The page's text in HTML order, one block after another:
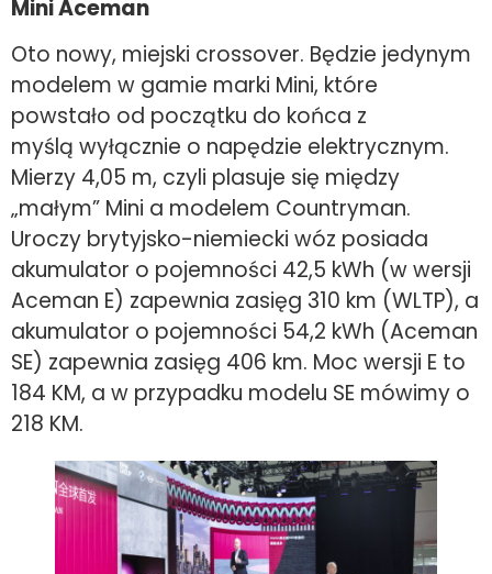
Mini Aceman
Oto nowy, miejski crossover. Będzie jedynym
modelem w gamie marki Mini, które
powstało od początku do końca z
myślą wyłącznie o napędzie elektrycznym.
Mierzy 4,05 m, czyli plasuje się między
„małym” Mini a modelem Countryman.
Uroczy brytyjsko-niemiecki wóz posiada
akumulator o pojemności 42,5 kWh (w wersji
Aceman E) zapewnia zasięg 310 km (WLTP), a
akumulator o pojemności 54,2 kWh (Aceman
SE) zapewnia zasięg 406 km. Moc wersji E to
184 KM, a w przypadku modelu SE mówimy o
218 KM.